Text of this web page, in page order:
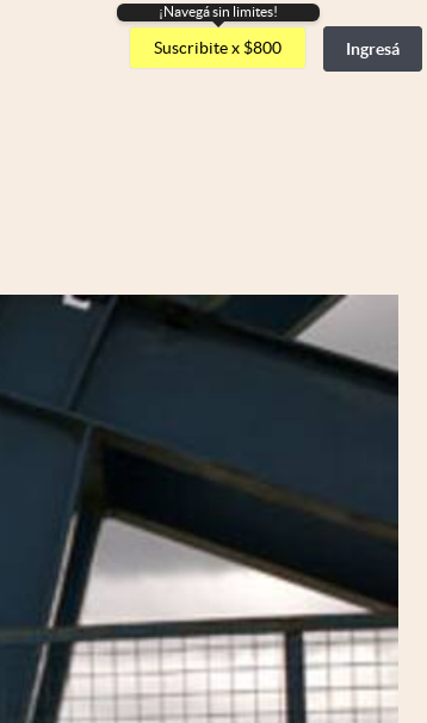
Argentina
España
¡Navegá sin limites!
Suscribite x $800 Ingresá